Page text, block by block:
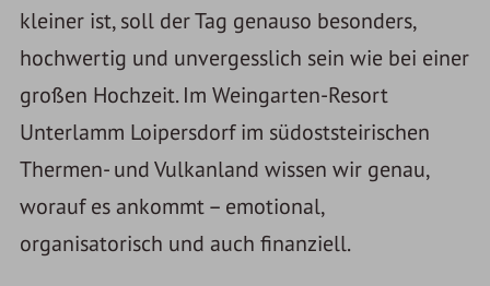
kleiner ist, soll der Tag genauso besonders,
hochwertig und unvergesslich sein wie bei einer
großen Hochzeit. Im Weingarten-Resort
Unterlamm Loipersdorf im südoststeirischen
Thermen- und Vulkanland wissen wir genau,
worauf es ankommt – emotional,
organisatorisch und auch finanziell.